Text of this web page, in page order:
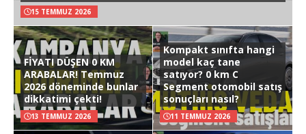
15 TEMMUZ 2026
FİYATI DÜŞEN 0 KM
ARABALAR! Temmuz
2026 döneminde bunlar
dikkatimi çekti!
13 TEMMUZ 2026
Kompakt sınıfta hangi
model kaç tane
satıyor? 0 km C
Segment otomobil satış
sonuçları nasıl?
11 TEMMUZ 2026